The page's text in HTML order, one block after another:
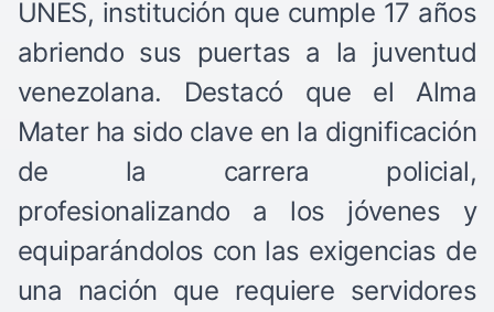
UNES, institución que cumple 17 años
abriendo sus puertas a la juventud
venezolana. Destacó que el Alma
Mater ha sido clave en la dignificación
de la carrera policial,
profesionalizando a los jóvenes y
equiparándolos con las exigencias de
una nación que requiere servidores